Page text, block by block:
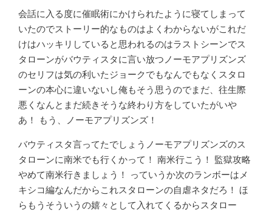
会話に入る度に催眠術にかけられたように寝てしまって
いたのでストーリー的なものはよくわからないがこれだ
けはハッキリしていると思われるのはラストシーンでス
タローンがバウティスタに言い放つノーモアプリズンズ
のセリフは気の利いたジョークでもなんでもなくスタロ
ーンの本心に違いないし俺もそう思うのでまだ、往生際
悪くなんとまだ続きそうな終わり方をしていたがいや
あ！ もう、ノーモアプリズンズ！
バウティスタ言ってたでしょうノーモアプリズンズのス
タローンに南米でも行くかって！ 南米行こう！ 監獄攻略
やめて南米行きましょう！ っていうか次のランボーはメ
キシコ編なんだからこれスタローンの自虐ネタだろ！ ほ
らもうそういうの嬉々として入れてくるからスタロー